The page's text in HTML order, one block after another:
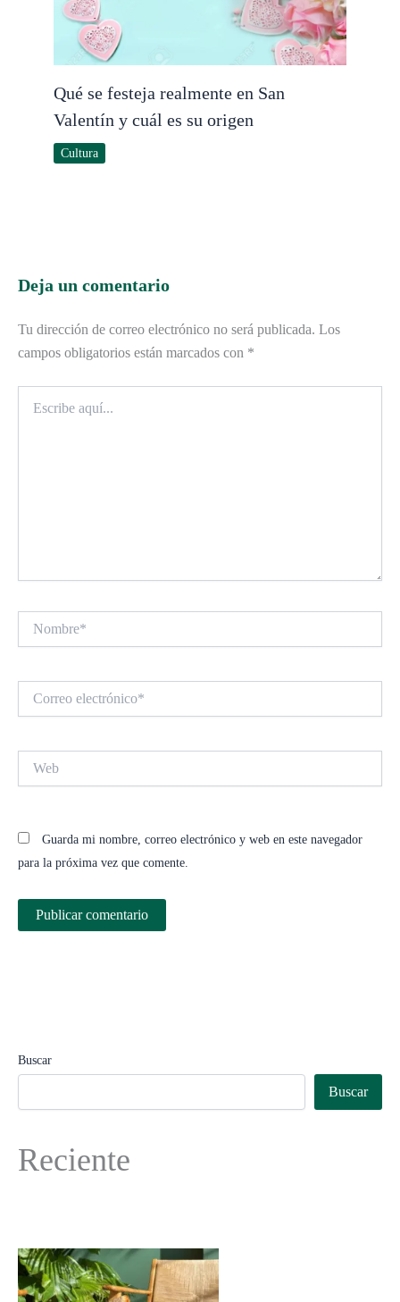
Qué se festeja realmente en San
Valentín y cuál es su origen
Cultura
Deja un comentario
Tu dirección de correo electrónico no será publicada. Los
campos obligatorios están marcados con *
aquí...
electrónico*
Guarda mi nombre, correo electrónico y web en este navegador
para la próxima vez que comente.
Buscar
Buscar
Reciente